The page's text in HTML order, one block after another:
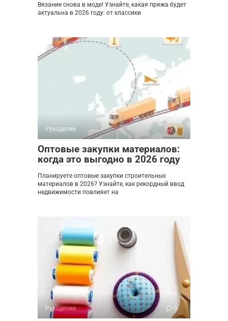
Вязание снова в моде! Узнайте, какая пряжа будет
актуальна в 2026 году: от классики
Рукоделие 0
Оптовые закупки материалов:
когда это выгодно в 2026 году
Планируете оптовые закупки строительных
материалов в 2026? Узнайте, как рекордный ввод
недвижимости повлияет на
Рукоделие 0